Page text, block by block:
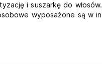
i suszarkę do
wyposażone są w
dzięki czemu